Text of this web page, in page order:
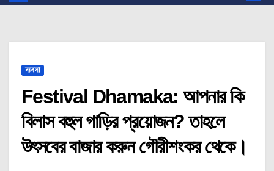
ব্যবসা
Festival Dhamaka: আপনার কি
বিলাস বহুল গাড়ির প্রয়োজন? তাহলে
উৎসবের বাজার করুন গৌরীশংকর থেকে।